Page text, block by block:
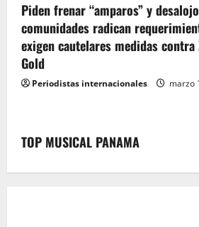
Piden frenar “amparos” y
comunidades radican
exigen cautelares medidas
Gold
Periodistas internacionales marzo
TOP MUSICAL PANAMA